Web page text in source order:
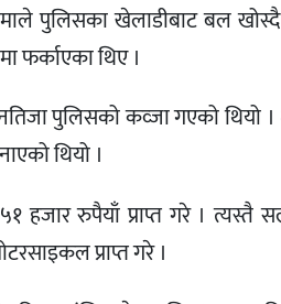
पुलिसका खेलाडीबाट बल खोस्दै
फर्काएका थिए ।
पुलिसको कव्जा गएको
थियो ।
हजार रुपैयाँ प्राप्त गरे । त्यस्तै
प्राप्त गरे ।